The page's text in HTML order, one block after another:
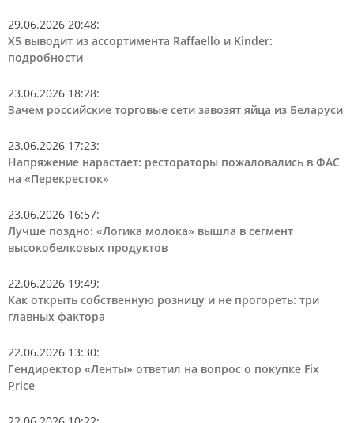
29.06.2026 20:48:
Х5 выводит из ассортимента Raffaello и Kinder:
подробности
23.06.2026 18:28:
Зачем российские торговые сети завозят яйца из Беларуси
23.06.2026 17:23:
Напряжение нарастает: рестораторы пожаловались в ФАС
на «Перекресток»
23.06.2026 16:57:
Лучше поздно: «Логика молока» вышла в сегмент
высокобелковых продуктов
22.06.2026 19:49:
Как открыть собственную розницу и не прогореть: три
главных фактора
22.06.2026 13:30:
Гендиректор «Ленты» ответил на вопрос о покупке Fix
Price